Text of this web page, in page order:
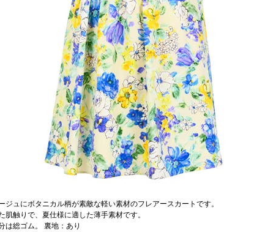
ジュにボタニカル柄が素敵な軽い素材のフレアースカートです。
肌触りで、夏仕様に適した薄手素材です。
は総ゴム。 裏地：あり